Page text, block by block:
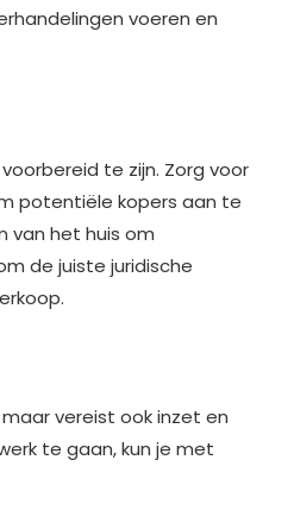
voeren en
te zijn. Zorg voor
potentiële kopers aan te
van het huis om
de juiste juridische
vereist ook inzet en
te gaan, kun je met